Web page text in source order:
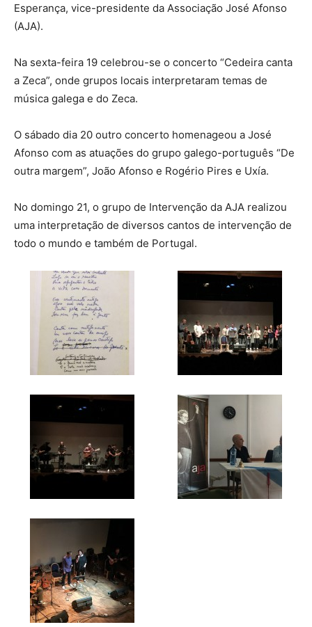
Esperança, vice-presidente da Associação José Afonso
(AJA).
Na sexta-feira 19 celebrou-se o concerto “Cedeira canta
a Zeca”, onde grupos locais interpretaram temas de
música galega e do Zeca.
O sábado dia 20 outro concerto homenageou a José
Afonso com as atuações do grupo galego-português “De
outra margem”, João Afonso e Rogério Pires e Uxía.
No domingo 21, o grupo de Intervenção da AJA realizou
uma interpretação de diversos cantos de intervenção de
todo o mundo e também de Portugal.